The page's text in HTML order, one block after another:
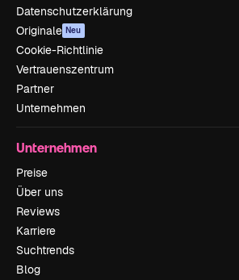
Datenschutzerklärung
Originale Neu
Cookie-Richtlinie
Vertrauenszentrum
Partner
Unternehmen
Unternehmen
Preise
Über uns
Reviews
Karriere
Suchtrends
Blog